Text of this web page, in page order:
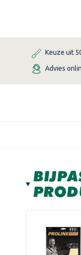
Keuze uit
Advies